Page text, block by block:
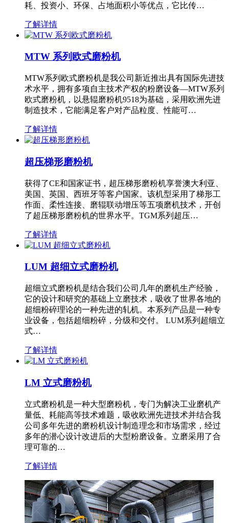
耗、投资小、环保、占地面积小等优点，它比传…
了解详情
MTW 系列欧式磨粉机
MTW系列欧式磨粉机是我公司新近推出具有国际先进技
术水平，拥有多项自主技术产权的粉磨设备—MTW系列
欧式磨粉机，以悬辊磨粉机9518为基础，采用欧洲先进
制造技术，它能满足客户对产品粒度、性能可…
了解详情
超压梯形磨粉机
获得了CE和国家证书，超压梯形磨粉机享誉澳大利亚、
美国、英国、西班牙等客户国家。该机型采用了梯形工
作面、柔性连接、磨辊联动增压等五项磨机技术，开创
了超压梯形磨粉机的世界水平。TGM系列超压…
了解详情
LUM 超细立式磨粉机
超细立式磨粉机是结合我们公司几年的磨机生产经验，
它的设计和研究的基础上立磨技术，吸收了世界各地的
超细粉碎理论的一种先进的轧机。本系列产品是一种专
业设备，包括超细粉碎，分级和交付。 LUM系列超细立
式…
了解详情
LM 立式磨粉机
立式磨粉机是一种大型磨粉机，专门为解决工业磨机产
量低、耗能高等技术难题，吸收欧洲先进技术并结合我
公司多年先进的磨粉机设计制造理念和市场需求，经过
多年的潜心设计改进后的大型粉磨设备。立磨采用了合
理可靠的…
了解详情